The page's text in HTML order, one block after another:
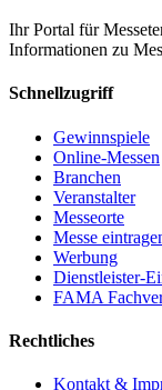
Ihr Portal für
Informationen zu
Schnellzugriff
Gewinnspiele
Online-Messen
Branchen
Veranstalter
Messeorte
Messe
Werbung
Dienstleister-
FAMA
Rechtliches
Kontakt &